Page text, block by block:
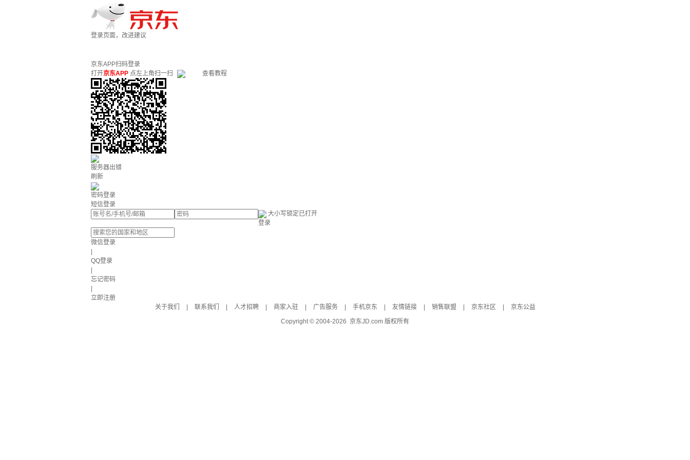
登录页面，改进建议
京东APP扫码登录
打开京东APP 点左上角扫一扫 查看教程
服务器出错
刷新
密码登录
短信登录
大小写锁定已打开
登录
微信登录
QQ登录
忘记密码
立即注册
关于我们
联系我们 人才招聘 商家入驻 广告服务 手机京东 友情链接 销售联盟 京东社区
京东公益
Copyright © 2004-2026 京东JD.com 版权所有